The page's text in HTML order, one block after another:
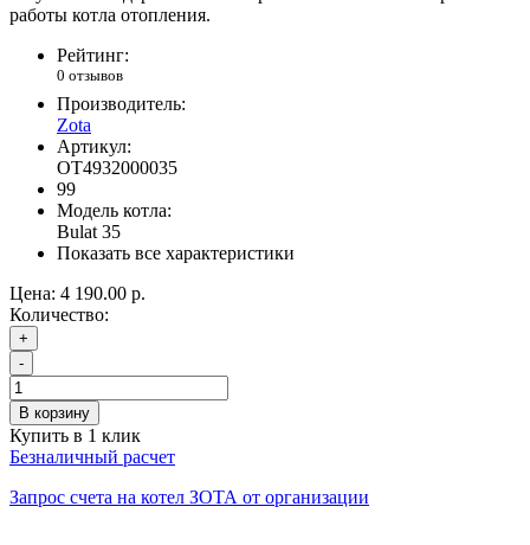
работы котла отопления.
Рейтинг:
0 отзывов
Производитель:
Zota
Артикул:
OT4932000035
99
Модель котла:
Bulat 35
Показать все характеристики
Цена: 4 190.00 р.
Количество:
+
-
В корзину
Купить в 1 клик
Безналичный расчет
Запрос счета на котел ЗОТА от организации